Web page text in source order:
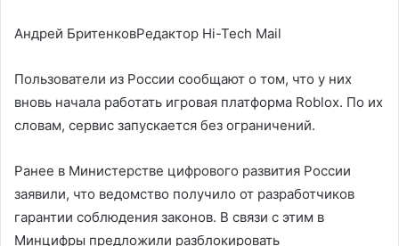
Андрей БритенковРедактор Hi-Tech Mail
Пользователи из России сообщают о том, что у них
вновь начала работать игровая платформа Roblox. По их
словам, сервис запускается без ограничений.
Ранее в Министерстве цифрового развития России
заявили, что ведомство получило от разработчиков
гарантии соблюдения законов. В связи с этим в
Минцифры предложили разблокировать